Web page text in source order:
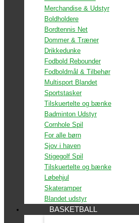
Merchandise & Udstyr
Boldholdere
Bordtennis Net
Dommer & Træner
Drikkedunke
Fodbold Rebounder
Fodboldmål & Tilbehør
Multisport Blandet
Sportstasker
Tilskuertelte og bænke
Badminton Udstyr
Cornhole Spil
For alle børn
Sjov i haven
Stigegolf Spil
Tilskuertelte og bænke
Løbehjul
Skateramper
Blandet udstyr
BASKETBALL